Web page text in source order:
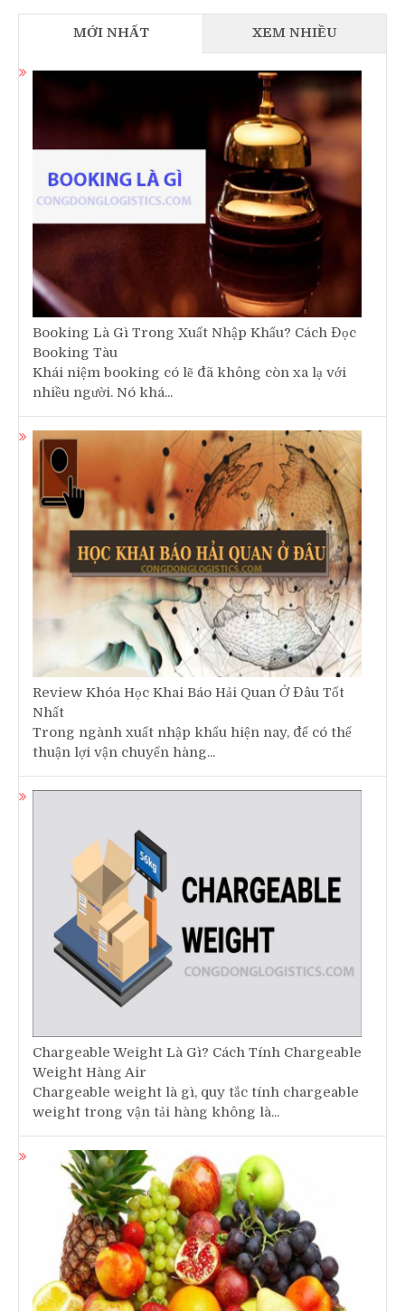
MỚI NHẤT XEM NHIỀU
Booking Là Gì Trong Xuất Nhập Khẩu? Cách Đọc
Booking Tàu
Khái niệm booking có lẽ đã không còn xa lạ với
nhiều người. Nó khá...
Review Khóa Học Khai Báo Hải Quan Ở Đâu Tốt
Nhất
Trong ngành xuất nhập khẩu hiện nay, để có thể
thuận lợi vận chuyển hàng...
Chargeable Weight Là Gì? Cách Tính Chargeable
Weight Hàng Air
Chargeable weight là gì, quy tắc tính chargeable
weight trong vận tải hàng không là...